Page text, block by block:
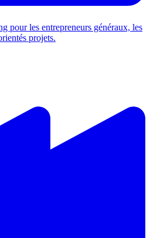
pour les entrepreneurs généraux, les
projets.